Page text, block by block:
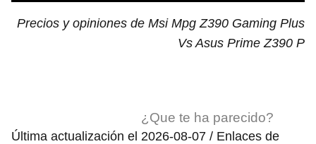
Precios y opiniones de Msi Mpg Z390 Gaming Plus
Vs Asus Prime Z390 P
¿Que te ha parecido?
Última actualización el 2026-08-07 / Enlaces de